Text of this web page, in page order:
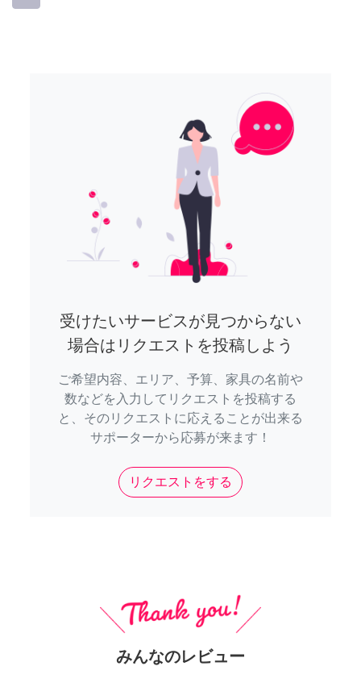
受けたいサービスが見つからない
場合はリクエストを投稿しよう
ご希望内容、エリア、予算、家具の名前や
数などを入力してリクエストを投稿する
と、そのリクエストに応えることが出来る
サポーターから応募が来ます！
リクエストをする
みんなのレビュー